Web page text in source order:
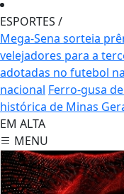
ESPORTES /
Mega-Sena sorteia
velejadores para a
adotadas no futebol
nacional Ferro-gusa
histórica de Minas
EM ALTA
MENU